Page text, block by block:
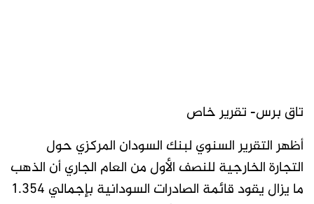
تاق برس- تقرير خاص
أظهر التقرير السنوي لبنك السودان المركزي حول
التجارة الخارجية للنصف الأول من العام الجاري أن الذهب
ما يزال يقود قائمة الصادرات السودانية بإجمالي 1.354